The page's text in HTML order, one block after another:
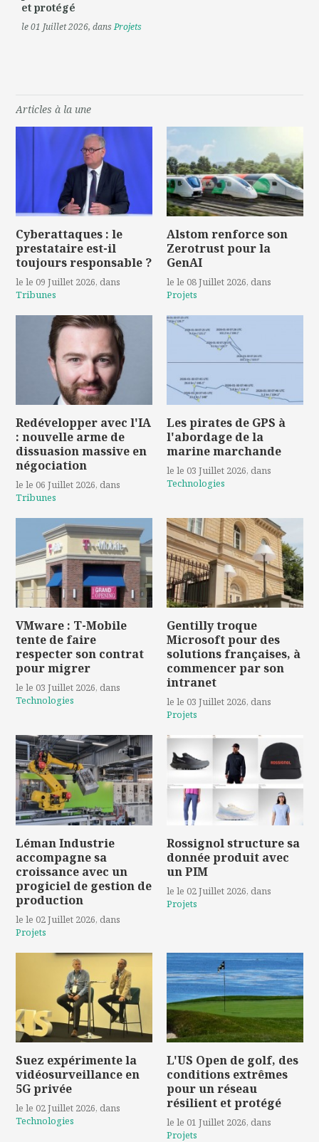
et protégé
le 01 Juillet 2026, dansProjets
Articles à la une
Cyberattaques : le
prestataire est-il
toujours responsable ?
le le 09 Juillet 2026, dans
Tribunes
Alstom renforce son
Zerotrust pour la
GenAI
le le 08 Juillet 2026, dans
Projets
Redévelopper avec l'IA
: nouvelle arme de
dissuasion massive en
négociation
le le 06 Juillet 2026, dans
Tribunes
Les pirates de GPS à
l'abordage de la
marine marchande
le le 03 Juillet 2026, dans
Technologies
VMware : T-Mobile
tente de faire
respecter son contrat
pour migrer
le le 03 Juillet 2026, dans
Technologies
Gentilly troque
Microsoft pour des
solutions françaises, à
commencer par son
intranet
le le 03 Juillet 2026, dans
Projets
Léman Industrie
accompagne sa
croissance avec un
progiciel de gestion de
production
le le 02 Juillet 2026, dans
Projets
Rossignol structure sa
donnée produit avec
un PIM
le le 02 Juillet 2026, dans
Projets
Suez expérimente la
vidéosurveillance en
5G privée
le le 02 Juillet 2026, dans
Technologies
L'US Open de golf, des
conditions extrêmes
pour un réseau
résilient et protégé
le le 01 Juillet 2026, dans
Projets